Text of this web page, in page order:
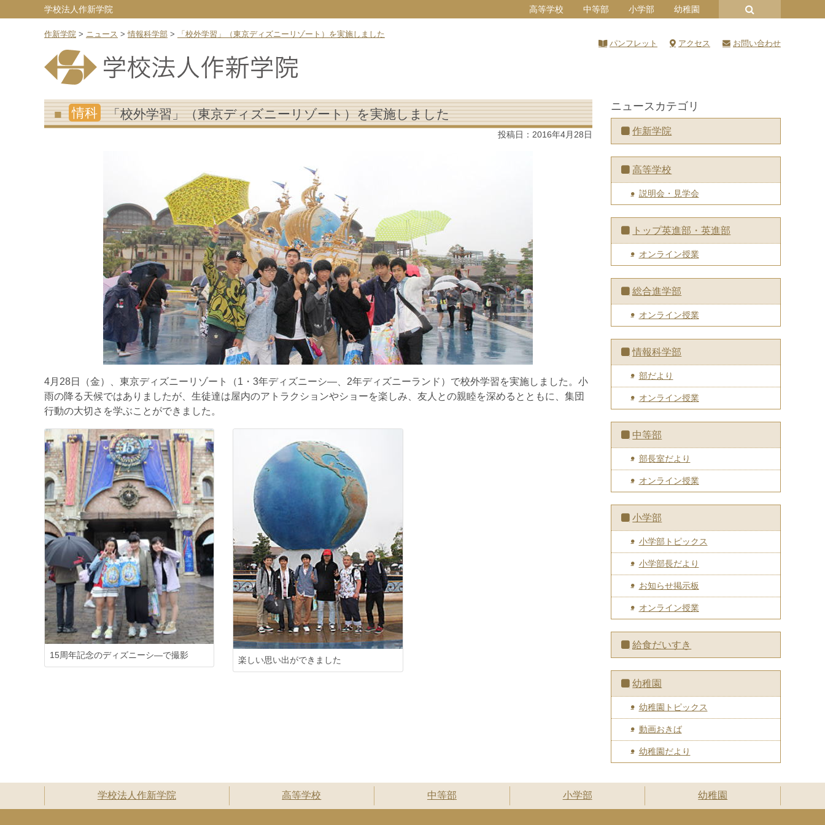
学校法人作新学院 高等学校 中等部 小学部 幼稚園
作新学院 > ニュース >情報科学部 >
「校外学習」（東京ディズニーリゾート）を実施しました
パンフレット
アクセス お問い合わせ
情科 「校外学習」（東京ディズニーリゾート）を実施しました
投稿日： 2016年4月28日
4月28日（金）、東京ディズニーリゾート（1・3年ディズニーシ―、2年ディズニーランド）で校外学習を実施しました。小
雨の降る天候ではありましたが、生徒達は屋内のアトラクションやショーを楽しみ、友人との親睦を深めるとともに、集団
行動の大切さを学ぶことができました。
15周年記念のディズニーシ―で撮影
楽しい思い出ができました
ニュースカテゴリ
作新学院
高等学校
説明会・見学会
トップ英進部・英進部
オンライン授業
総合進学部
オンライン授業
情報科学部
部だより
オンライン授業
中等部
部長室だより
オンライン授業
小学部
小学部トピックス
小学部長だより
お知らせ掲示板
オンライン授業
給食だいすき
幼稚園
幼稚園トピックス
動画おきば
幼稚園だより
学校法人作新学院 高等学校 中等部 小学部 幼稚園